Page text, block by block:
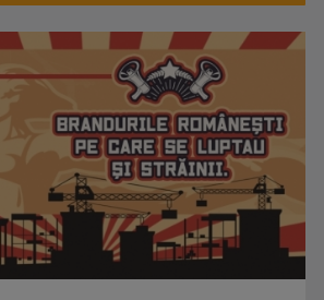
O zi de marţi, 1 august 2000. Eu studentă.